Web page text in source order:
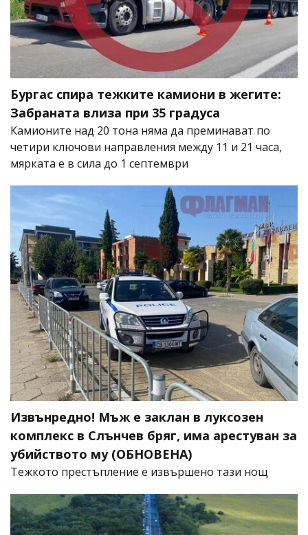
Бургас спира тежките камиони в жегите:
Забраната влиза при 35 градуса
Камионите над 20 тона няма да преминават по
четири ключови направления между 11 и 21 часа,
мярката е в сила до 1 септември
Извънредно! Мъж е заклан в луксозен
комплекс в Слънчев бряг, има арестуван за
убийството му (ОБНОВЕНА)
​Тежкото престъпление е извършено тази нощ